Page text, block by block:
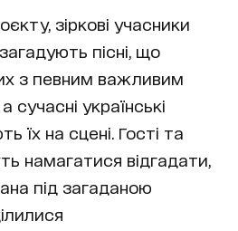
зіркові учасники
пісні, що
з певним важливим
українські
їх на сцені. Гості та
намагатися відгадати,
під загаданою